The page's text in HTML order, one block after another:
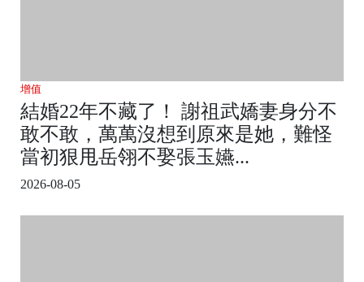
增值
結婚22年不藏了！ 謝祖武嬌妻身分不
敢不敢，萬萬沒想到原來是她，難怪
當初狠甩岳翎不娶張玉嬿...
2026-08-05